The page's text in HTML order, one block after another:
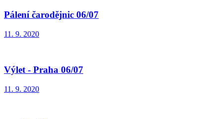
Pálení čarodějnic 06/07
11. 9. 2020
Výlet - Praha 06/07
11. 9. 2020